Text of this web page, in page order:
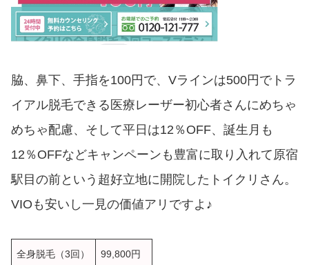
脇、鼻下、手指を100円で、Vラインは500円でトラ
イアル脱毛できる医療レーザー初心者さんにめちゃ
めちゃ配慮、そして平日は12％OFF、誕生月も
12％OFFなどキャンペーンも豊富に取り入れて原宿
駅目の前という超好立地に開院したトイクリさん。
VIOも安いし一見の価値アリですよ♪
全身脱毛（3回） 99,800円